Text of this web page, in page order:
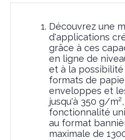
Découvrez une
d'applications
grâce à ces
en ligne de
et à la
formats de
enveloppes et
jusqu'à 350 g/
fonctionnalité
au format
maximale de